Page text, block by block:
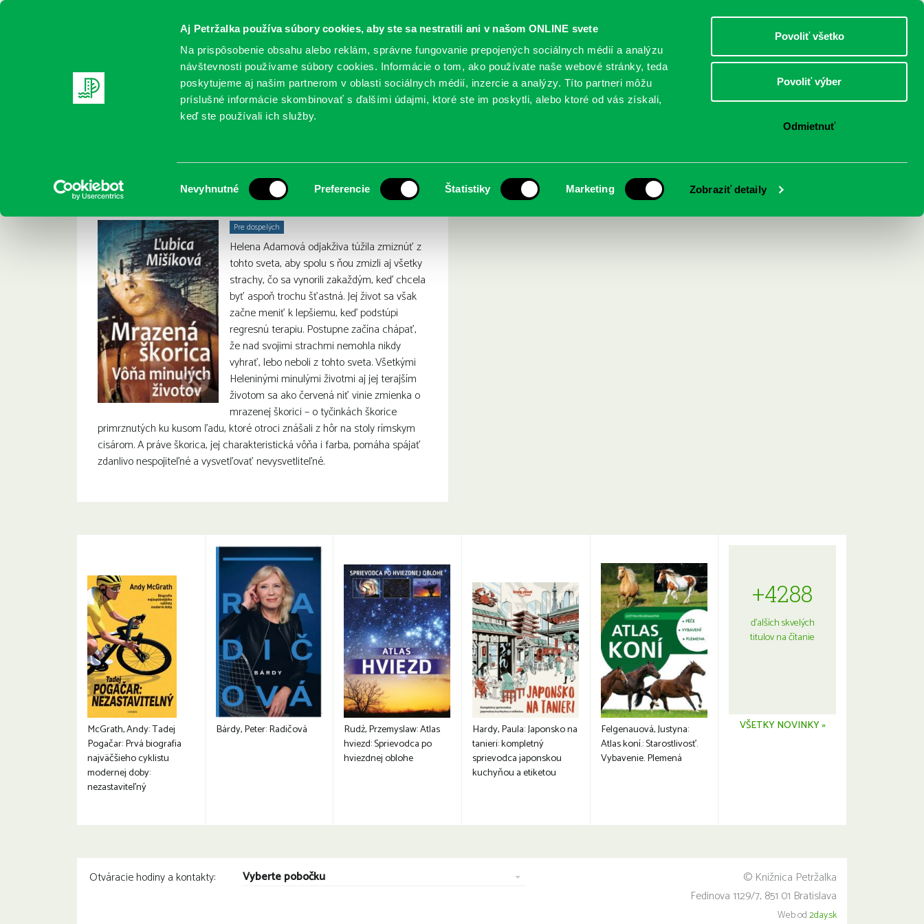
Aj Petržalka používa súbory cookies, aby ste sa nestratili ani v našom ONLINE svete
Na prispôsobenie obsahu alebo reklám, správne fungovanie prepojených sociálnych médií a analýzu
návštevnosti používame súbory cookies. Informácie o tom, ako používate naše webové stránky, teda
poskytujeme aj našim partnerom v oblasti sociálnych médií, inzercie a analýzy. Títo partneri môžu
príslušné informácie skombinovať s ďalšími údajmi, ktoré ste im poskytli, alebo ktoré od vás získali,
keď ste používali ich služby.
súhlasu
Nevyhnutné Preferencie Štatistiky Marketing Zobraziť detaily
Povoliť všetko
Povoliť výber
Odmietnuť
DOSPELÍ
REGISTRUJTE SA ONLINE KATALÓGY SLUŽBY PODUJATIA POBOČKY O KNIŽNICI
Ľubica Mišíková : Mrazená škorica
Pre dospelých
Helena Adamová odjakživa túžila zmiznúť z
tohto sveta, aby spolu s ňou zmizli aj všetky
strachy, čo sa vynorili zakaždým, keď chcela
byť aspoň trochu šťastná. Jej život sa však
začne meniť k lepšiemu, keď podstúpi
regresnú terapiu. Postupne začína chápať,
že nad svojimi strachmi nemohla nikdy
vyhrať, lebo neboli z tohto sveta. Všetkými
Heleninými minulými životmi aj jej terajším
životom sa ako červená niť vinie zmienka o
mrazenej škorici – o tyčinkách škorice
primrznutých ku kusom ľadu, ktoré otroci znášali z hôr na stoly rímskym
cisárom. A práve škorica, jej charakteristická vôňa i farba, pomáha spájať
zdanlivo nespojiteľné a vysvetľovať nevysvetliteľné.
McGrath, Andy: Tadej
Pogačar: Prvá biografia
najväčšieho cyklistu
modernej doby:
nezastaviteľný
Bárdy, Peter: Radičová
Rudź, Przemyslaw: Atlas
hviezd: Sprievodca po
hviezdnej oblohe
Hardy, Paula: Japonsko na
tanieri: kompletný
sprievodca japonskou
kuchyňou a etiketou
Felgenauová, Justyna:
Atlas koní.: Starostlivosť.
Vybavenie. Plemená
+4288
ďalších skvelých
titulov na čítanie
VŠETKY NOVINKY »
Otváracie hodiny a kontakty: Vyberte pobočku
© Knižnica Petržalka
Fedinova 1129/7, 851 01 Bratislava
Web od2day.sk